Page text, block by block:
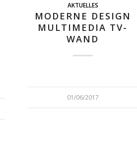
AKTUELLES
MODERNE DESIGN
MULTIMEDIA TV-
WAND
01/06/2017